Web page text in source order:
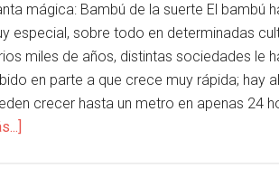
mágica: Bambú de la suerte El bambú
especial, sobre todo en determinadas
miles de años, distintas sociedades le
en parte a que crece muy rápida; hay
crecer hasta un metro en apenas 24